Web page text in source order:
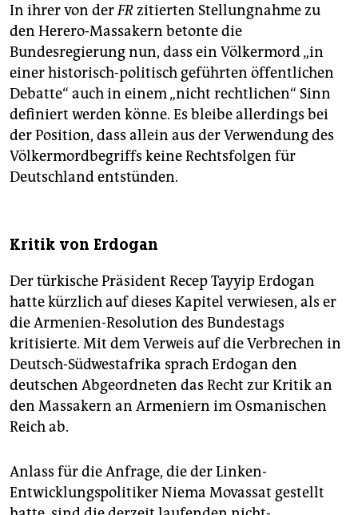
In ihrer von derFRzitierten Stellungnahme zu
den Herero-Massakern betonte die
Bundesregierung nun, dass ein Völkermord „in
einer historisch-politisch geführten öffentlichen
Debatte“ auch in einem „nicht rechtlichen“ Sinn
definiert werden könne. Es bleibe allerdings bei
der Position, dass allein aus der Verwendung des
Völkermordbegriffs keine Rechtsfolgen für
Deutschland entstünden.
Kritik von Erdogan
Der türkische Präsident Recep Tayyip Erdogan
hatte kürzlich auf dieses Kapitel verwiesen, als er
die Armenien-Resolution des Bundestags
kritisierte. Mit dem Verweis auf die Verbrechen in
Deutsch-Südwestafrika sprach Erdogan den
deutschen Abgeordneten das Recht zur Kritik an
den Massakern an Armeniern im Osmanischen
Reich ab.
Anlass für die Anfrage, die der Linken-
Entwicklungspolitiker Niema Movassat gestellt